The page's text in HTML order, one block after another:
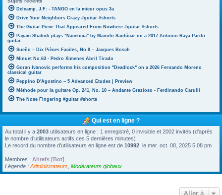
Delcamp. J.F: - TANGO en la mieur opus 3a
Drive Your Neighbors Crazy #guitar #shorts
The Guitar Piece That Appeared From Nowhere #guitar #shorts
Payam Shahidi plays "Nacencia" by Manolo Sanlúcar on a 2017 Antonio Raya Pardo
guitar
Sueño – Dix Pièces Faciles, No.9 – Jacques Bosch
Minuet No.63 - Pedro Ximenes Abril Tirado
Goran Ivanovic performs his composition "Deadlock" on a 2026 Fernando Moreno
classical guitar
Peppino D'Agostino – 5 Advanced Etudes | Preview
Méthode pour la guitare Op. 241, No. 10 – Andante Grazioso - Ferdinando Carulli
The Nose Fingering #guitar #shorts
Qui est en ligne ?
Au total il y a 2003 utilisateurs en ligne : 1 enregistré, 0 invisible et 2002 invités (d’après
le nombre d’utilisateurs actifs ces 5 dernières minutes)
Le record du nombre d’utilisateurs en ligne est de 10992 , le mer. oct. 08, 2025 5:08 pm
Membres : Ahrefs [Bot]
Légende : Administrateurs Modérateurs globaux
Aller à